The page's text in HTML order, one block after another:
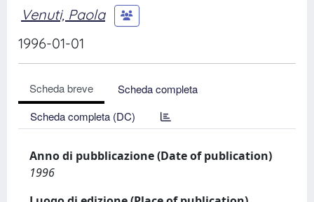
Venuti, Paola
1996-01-01
Scheda breve
Scheda completa
Scheda completa (DC)
Anno di pubblicazione (Date of publication)
1996